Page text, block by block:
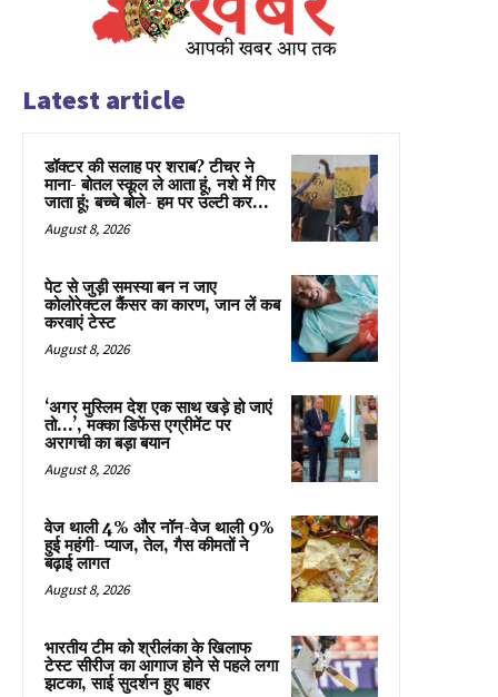
Latest article
डॉक्टर की सलाह पर शराब? टीचर ने
माना- बोतल स्कूल ले आता हूं, नशे में गिर
जाता हूं; बच्चे बोले- हम पर उल्टी कर...
August 8, 2026
पेट से जुड़ी समस्या बन न जाए
कोलोरेक्टल कैंसर का कारण, जान लें कब
करवाएं टेस्ट
August 8, 2026
‘अगर मुस्लिम देश एक साथ खड़े हो जाएं
तो…’, मक्का डिफेंस एग्रीमेंट पर
अरागची का बड़ा बयान
August 8, 2026
वेज थाली 4% और नॉन-वेज थाली 9%
हुई महंगी- प्याज, तेल, गैस कीमतों ने
बढ़ाई लागत
August 8, 2026
भारतीय टीम को श्रीलंका के खिलाफ
टेस्ट सीरीज का आगाज होने से पहले लगा
झटका, साई सुदर्शन हुए बाहर